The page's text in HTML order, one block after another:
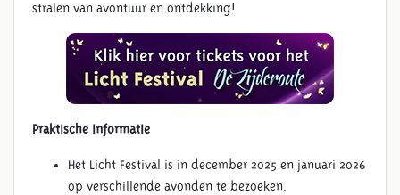
stralen van avontuur en ontdekking!
Praktische informatie
Het Licht Festival is in december 2025 en januari 2026
op verschillende avonden te bezoeken.